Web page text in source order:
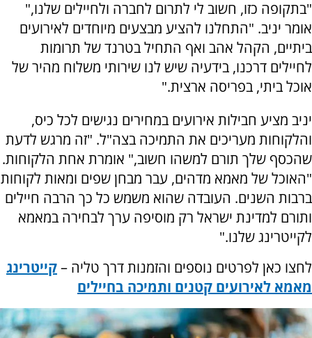
"בתקופה כזו, חשוב לי לתרום לחברה ולחיילים שלנו,"
אומר יניב. "התחלנו להציע מבצעים מיוחדים לאירועים
ביתיים, הקהל אהב ואף התחיל בטרנד של תרומות
לחיילים דרכנו, בידעיה שיש לנו שירותי משלוח מהיר של
אוכל ביתי, בפריסה ארצית."
יניב מציע חבילות אירועים במחירים נגישים לכל כיס,
והלקוחות מעריכים את התמיכה בצה"ל. "זה מרגש לדעת
שהכסף שלך תורם למשהו חשוב," אומרת אחת הלקוחות.
"האוכל של מאמא מדהים, עבר מבחן שפים ומאות לקוחות
ברבות השנים. העובדה שהוא משמש כל כך הרבה חיילים
ותורם למדינת ישראל רק מוסיפה ערך לבחירה במאמא
לקייטרינג שלנו."
לחצו כאן לפרטים נוספים והזמנות דרך טליה –קייטרינג
מאמא לאירועים קטנים ותמיכה בחיילים